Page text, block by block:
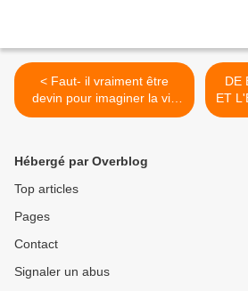
< Faut- il vraiment être
devin pour imaginer la vie
municipale à Angervilliers ?
DE
ET
Hébergé par Overblog
Top articles
Pages
Contact
Signaler un abus